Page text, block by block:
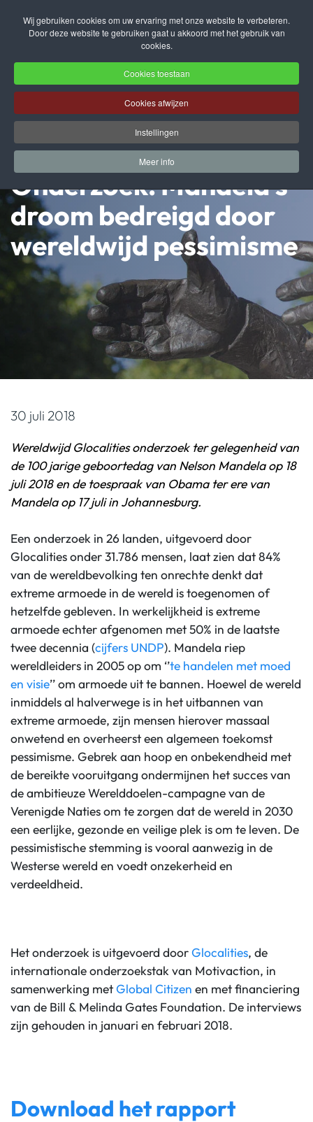
Wij gebruiken cookies om uw ervaring met onze website te verbeteren.
Door deze website te gebruiken gaat u akkoord met het gebruik van
cookies.
Cookies toestaan
Cookies afwijzen
Instellingen
Meer info
Terug naar hoofdinhoud
Onderzoek: Mandela’s
droom bedreigd door
wereldwijd pessimisme
30 juli 2018
Wereldwijd Glocalities onderzoek ter gelegenheid van
de 100 jarige geboortedag van Nelson Mandela op 18
juli 2018 en de toespraak van Obama ter ere van
Mandela op 17 juli in Johannesburg.
Een onderzoek in 26 landen, uitgevoerd door
Glocalities onder 31.786 mensen, laat zien dat 84%
van de wereldbevolking ten onrechte denkt dat
extreme armoede in de wereld is toegenomen of
hetzelfde gebleven. In werkelijkheid is extreme
armoede echter afgenomen met 50% in de laatste
twee decennia (cijfers UNDP). Mandela riep
wereldleiders in 2005 op om ‘’te handelen met moed
en visie’’ om armoede uit te bannen. Hoewel de wereld
inmiddels al halverwege is in het uitbannen van
extreme armoede, zijn mensen hierover massaal
onwetend en overheerst een algemeen toekomst
pessimisme. Gebrek aan hoop en onbekendheid met
de bereikte vooruitgang ondermijnen het succes van
de ambitieuze Werelddoelen-campagne van de
Verenigde Naties om te zorgen dat de wereld in 2030
een eerlijke, gezonde en veilige plek is om te leven. De
pessimistische stemming is vooral aanwezig in de
Westerse wereld en voedt onzekerheid en
verdeeldheid.
Het onderzoek is uitgevoerd doorGlocalities, de
internationale onderzoekstak van Motivaction, in
samenwerking metGlobal Citizen en met financiering
van de Bill & Melinda Gates Foundation. De interviews
zijn gehouden in januari en februari 2018.
Download het rapport